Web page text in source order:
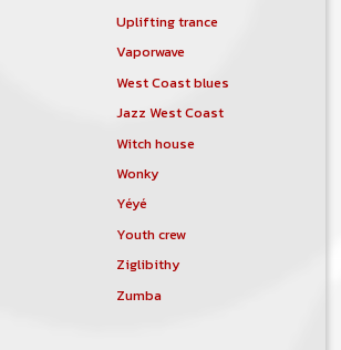
Uplifting trance
Vaporwave
West Coast blues
Jazz West Coast
Witch house
Wonky
Yéyé
Youth crew
Ziglibithy
Zumba